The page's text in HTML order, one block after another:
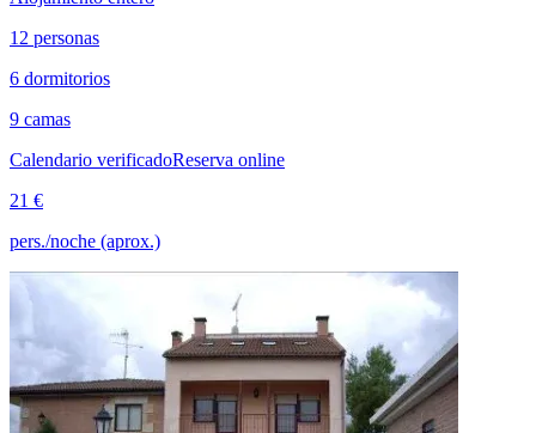
12 personas
6 dormitorios
9 camas
Calendario verificadoReserva online
21 €
pers./noche (aprox.)